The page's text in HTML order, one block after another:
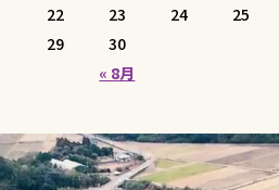
« 8月
22
23 24 25
29
30